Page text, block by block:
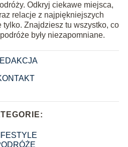
Odkryj ciekawe miejsca,
relacje z najpiękniejszych
tylko. Znajdziesz tu wszystko, co
były niezapomniane.